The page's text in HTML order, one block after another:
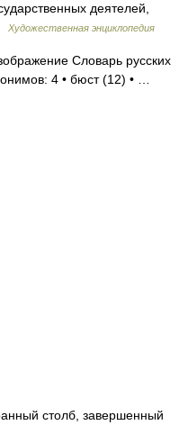
деятелей,
Художественная энциклопедия
Словарь русских
4 • бюст (12) • …
столб, завершенный